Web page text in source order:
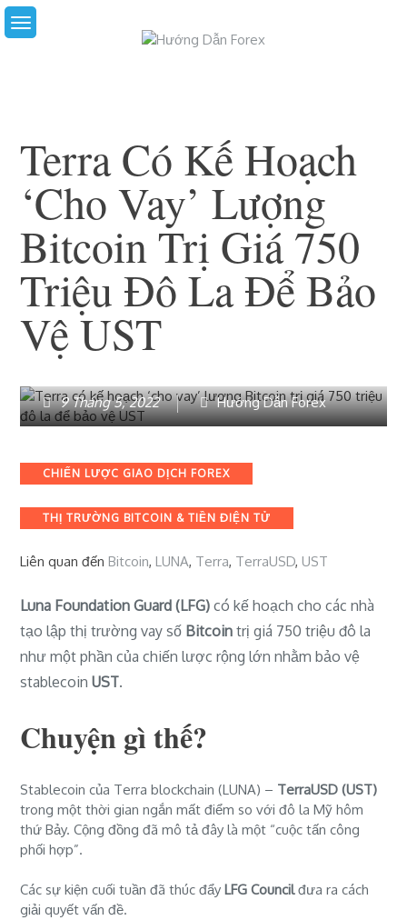
Skip
to
Terra Có Kế Hoạch
‘cho Vay’ Lượng
Bitcoin Trị Giá 750
Triệu Đô La Để Bảo
Vệ UST
9 Tháng 5, 2022 Hướng Dẫn Forex
Categories
CHIẾN LƯỢC GIAO DỊCH FOREX
THỊ TRƯỜNG BITCOIN & TIỀN ĐIỆN TỬ
Liên quan đếnBitcoin,LUNA, Terra, TerraUSD,UST
Luna Foundation Guard (LFG) có kế hoạch cho các nhà
tạo lập thị trường vay số Bitcoin trị giá 750 triệu đô la
như một phần của chiến lược rộng lớn nhằm bảo vệ
stablecoinUST.
Chuyện gì thế?
Stablecoin của Terra blockchain (LUNA) – TerraUSD (UST)
trong một thời gian ngắn mất điểm so với đô la Mỹ hôm
thứ Bảy. Cộng đồng đã mô tả đây là một “cuộc tấn công
phối hợp”.
Các sự kiện cuối tuần đã thúc đẩyLFG Councilđưa ra cách
giải quyết vấn đề.